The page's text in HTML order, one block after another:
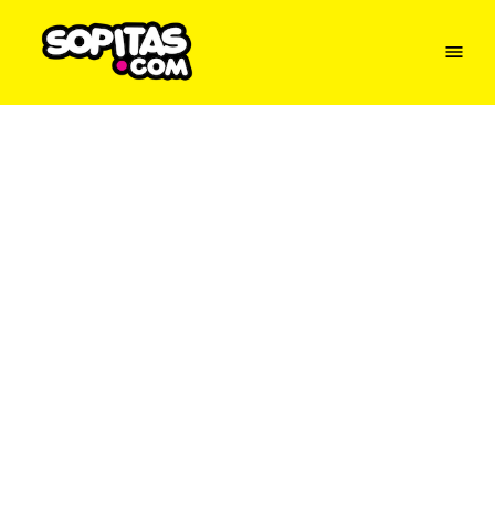
Menu